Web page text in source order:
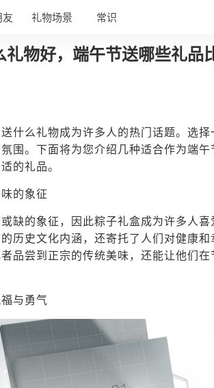
礼物场景 常识
礼物好，端午节送哪些礼品
什么礼物成为许多人的热门话题。选
围。下面将为您介绍几种适合作为端
的礼品。
的象征
缺的象征，因此粽子礼盒成为许多人
历史文化内涵，还寄托了人们对健康
品尝到正宗的传统美味，还能让他们
与勇气